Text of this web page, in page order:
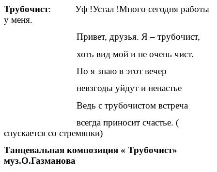
Трубочист: Уф !Устал !Много сегодня работы
у меня.
Привет, друзья. Я – трубочист,
хоть вид мой и не очень чист.
Но я знаю в этот вечер
невзгоды уйдут и ненастье
Ведь с трубочистом встреча
всегда приносит счастье. (
спускается со стремянки)
Танцевальная композиция « Трубочист»
муз.О.Газманова